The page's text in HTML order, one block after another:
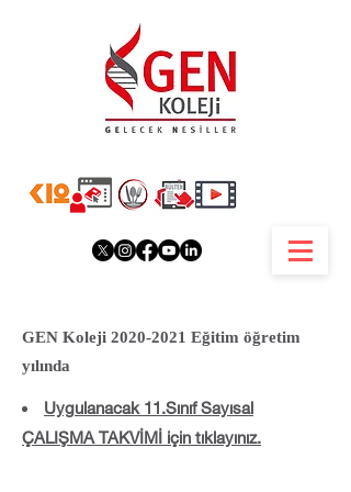
GEN Koleji 2020-2021 Eğitim öğretim
yılında
​Uygulanacak 11.Sınıf Sayısal
ÇALIŞMA TAKVİMİ için tıklayınız.